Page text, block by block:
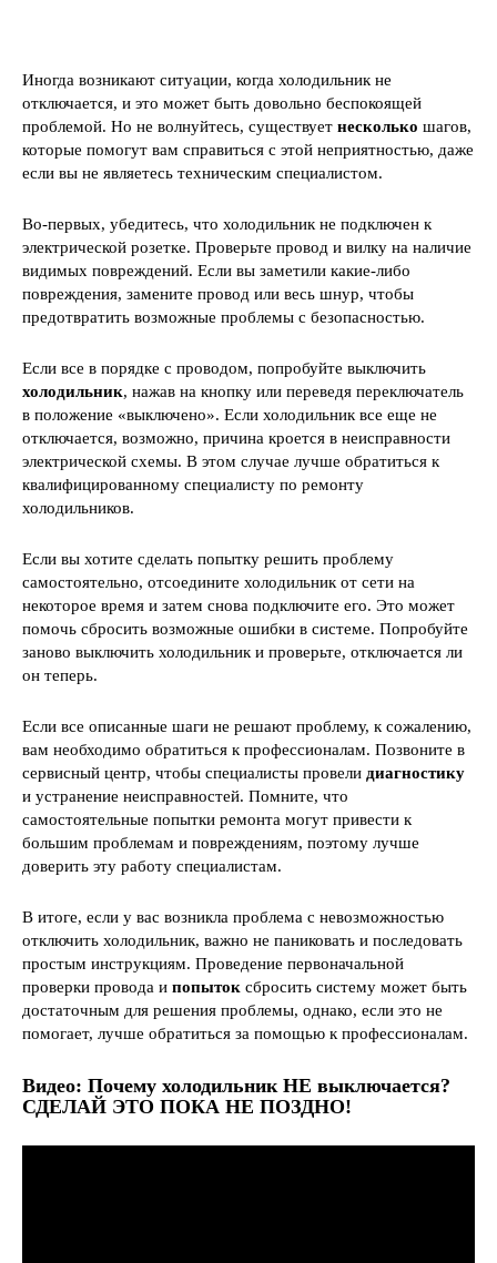
Иногда возникают ситуации, когда холодильник не
отключается, и это может быть довольно беспокоящей
проблемой. Но не волнуйтесь, существует несколько шагов,
которые помогут вам справиться с этой неприятностью, даже
если вы не являетесь техническим специалистом.
Во-первых, убедитесь, что холодильник не подключен к
электрической розетке. Проверьте провод и вилку на наличие
видимых повреждений. Если вы заметили какие-либо
повреждения, замените провод или весь шнур, чтобы
предотвратить возможные проблемы с безопасностью.
Если все в порядке с проводом, попробуйте выключить
холодильник, нажав на кнопку или переведя переключатель
в положение «выключено». Если холодильник все еще не
отключается, возможно, причина кроется в неисправности
электрической схемы. В этом случае лучше обратиться к
квалифицированному специалисту по ремонту
холодильников.
Если вы хотите сделать попытку решить проблему
самостоятельно, отсоедините холодильник от сети на
некоторое время и затем снова подключите его. Это может
помочь сбросить возможные ошибки в системе. Попробуйте
заново выключить холодильник и проверьте, отключается ли
он теперь.
Если все описанные шаги не решают проблему, к сожалению,
вам необходимо обратиться к профессионалам. Позвоните в
сервисный центр, чтобы специалисты провели диагностику
и устранение неисправностей. Помните, что
самостоятельные попытки ремонта могут привести к
большим проблемам и повреждениям, поэтому лучше
доверить эту работу специалистам.
В итоге, если у вас возникла проблема с невозможностью
отключить холодильник, важно не паниковать и последовать
простым инструкциям. Проведение первоначальной
проверки провода и попыток сбросить систему может быть
достаточным для решения проблемы, однако, если это не
помогает, лучше обратиться за помощью к профессионалам.
Видео: Почему холодильник НЕ выключается?
СДЕЛАЙ ЭТО ПОКА НЕ ПОЗДНО!